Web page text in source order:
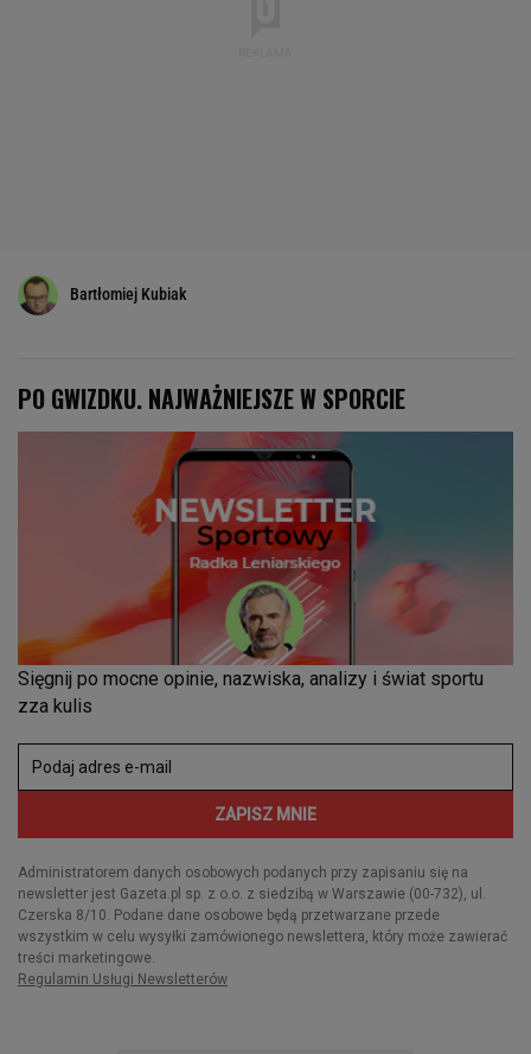
Bartłomiej Kubiak